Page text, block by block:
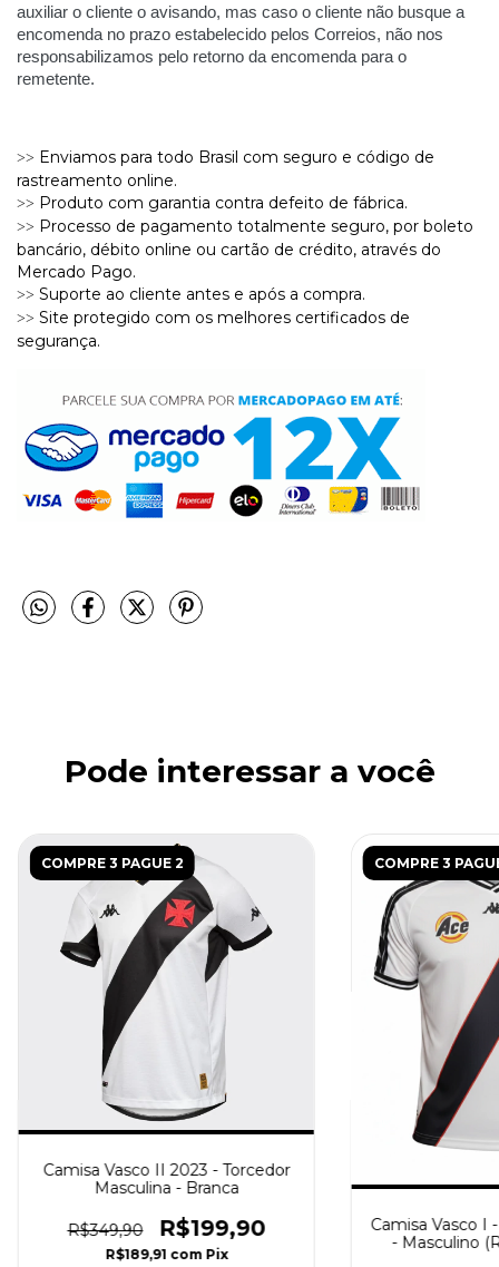
auxiliar o cliente o avisando, mas caso o cliente não busque a
encomenda no prazo estabelecido pelos Correios, não nos
responsabilizamos pelo retorno da encomenda para o
remetente.
>> Enviamos para todo Brasil com seguro e código de
rastreamento online.
>> Produto com garantia contra defeito de fábrica.
>> Processo de pagamento totalmente seguro, por boleto
bancário, débito online ou cartão de crédito, através do
Mercado Pago.
>> Suporte ao cliente antes e após a compra.
>> Site protegido com os melhores certificados de
segurança.
Pode interessar a você
COMPRE 3 PAGUE 2
Camisa Vasco II 2023 - Torcedor
Masculina - Branca
R$349,90 R$199,90
R$189,91 com Pix
COMPRE 3
Camisa Vasco I
- Masculino